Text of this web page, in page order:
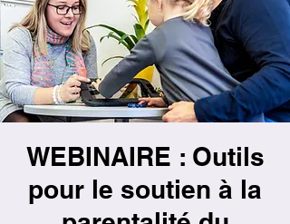
WEBINAIRE : Outils
pour le soutien à la